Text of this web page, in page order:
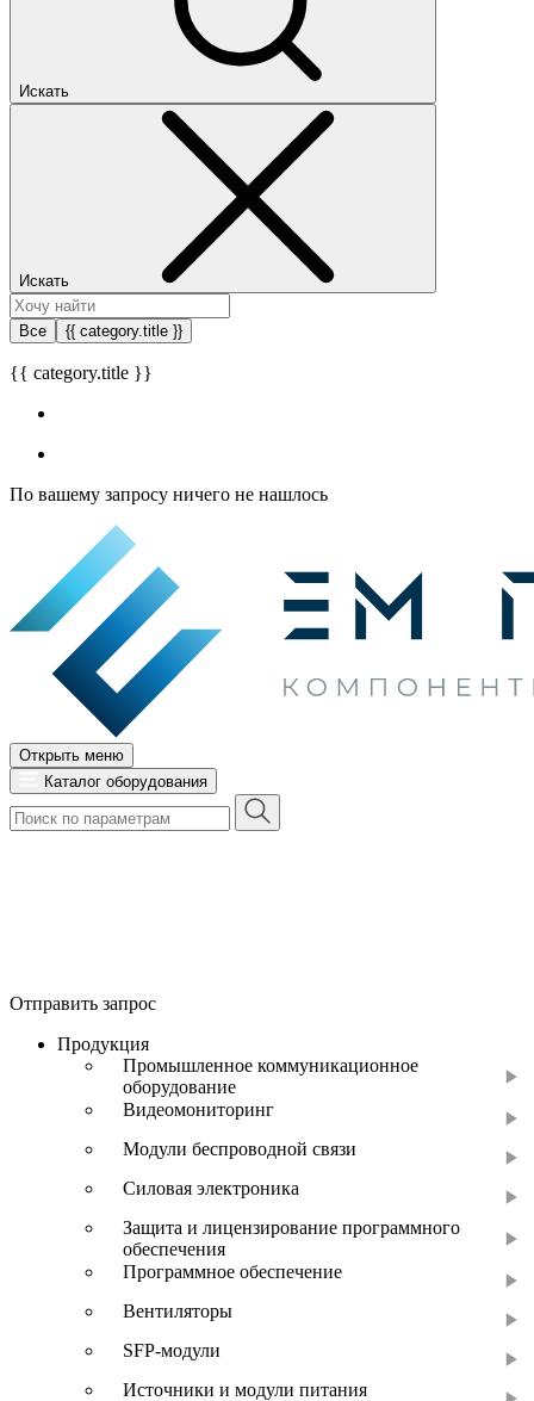
Искать
Искать
Все {{ category.title }}
{{ category.title }}
По вашему запросу ничего не нашлось
Открыть меню
Каталог оборудования
Отправить запрос
Продукция
Промышленное коммуникационное
оборудование
Видеомониторинг
Модули беспроводной связи
Силовая электроника
Защита и лицензирование программного
обеспечения
Программное обеспечение
Вентиляторы
SFP-модули
Источники и модули питания